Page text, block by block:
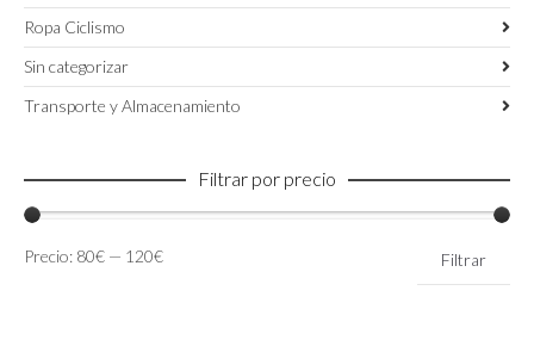
Ropa Ciclismo
Sin categorizar
Transporte y Almacenamiento
Filtrar por precio
Precio
Precio
Filtrar
Precio: 80€ — 120€